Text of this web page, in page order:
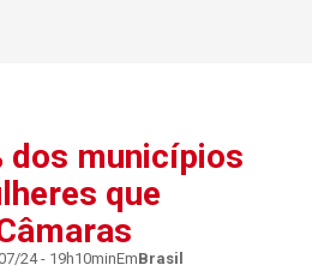
dos municípios
que
24 - 19h10minEmBrasil